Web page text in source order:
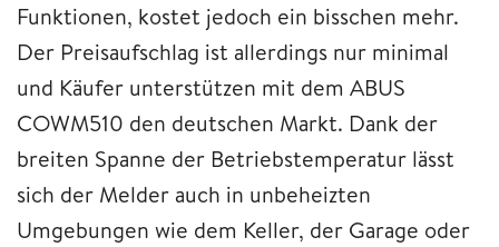
Funktionen, kostet jedoch ein bisschen mehr.
Der Preisaufschlag ist allerdings nur minimal
und Käufer unterstützen mit dem ABUS
COWM510 den deutschen Markt. Dank der
breiten Spanne der Betriebstemperatur lässt
sich der Melder auch in unbeheizten
Umgebungen wie dem Keller, der Garage oder